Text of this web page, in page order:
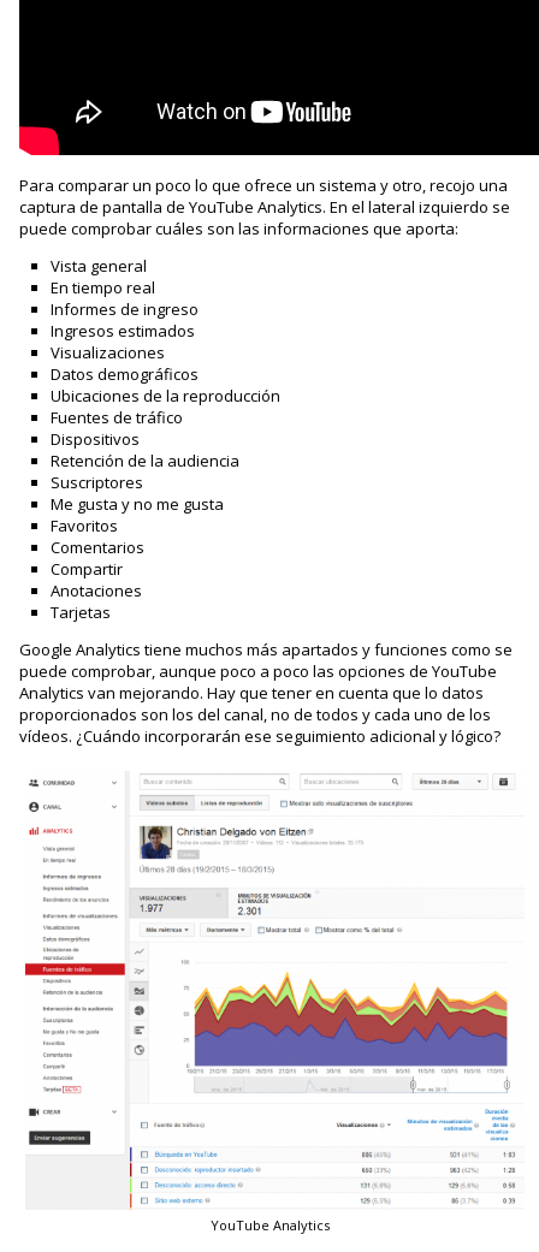
Para comparar un poco lo que ofrece un sistema y otro, recojo una
captura de pantalla de YouTube Analytics. En el lateral izquierdo se
puede comprobar cuáles son las informaciones que aporta:
Vista general
En tiempo real
Informes de ingreso
Ingresos estimados
Visualizaciones
Datos demográficos
Ubicaciones de la reproducción
Fuentes de tráfico
Dispositivos
Retención de la audiencia
Suscriptores
Me gusta y no me gusta
Favoritos
Comentarios
Compartir
Anotaciones
Tarjetas
Google Analytics tiene muchos más apartados y funciones como se
puede comprobar, aunque poco a poco las opciones de YouTube
Analytics van mejorando. Hay que tener en cuenta que lo datos
proporcionados son los del canal, no de todos y cada uno de los
vídeos. ¿Cuándo incorporarán ese seguimiento adicional y lógico?
YouTube Analytics